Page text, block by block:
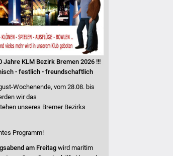
Jahre KLM Bezirk Bremen 2026 !!!
- festlich - freundschaftlich
Wochenende, vom 28.08. bis
wir das
unseres Bremer Bezirks
Programm!
am Freitagwird maritim